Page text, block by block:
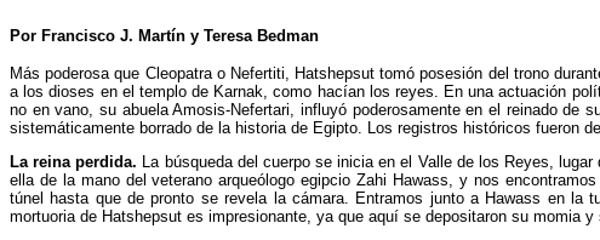
Por Francisco J. Martín y Teresa Bedman
Más poderosa que Cleopatra o Nefertiti, Hatshepsut tomó posesión del trono
a los dioses en el templo de Karnak, como hacían los reyes. En una actuación
no en vano, su abuela Amosis-Nefertari, influyó poderosamente en el reinado
sistemáticamente borrado de la historia de Egipto. Los registros históricos fueron
La reina perdida. La búsqueda del cuerpo se inicia en el Valle de los Reyes,
ella de la mano del veterano arqueólogo egipcio Zahi Hawass, y nos
túnel hasta que de pronto se revela la cámara. Entramos junto a Hawass en
mortuoria de Hatshepsut es impresionante, ya que aquí se depositaron su momia